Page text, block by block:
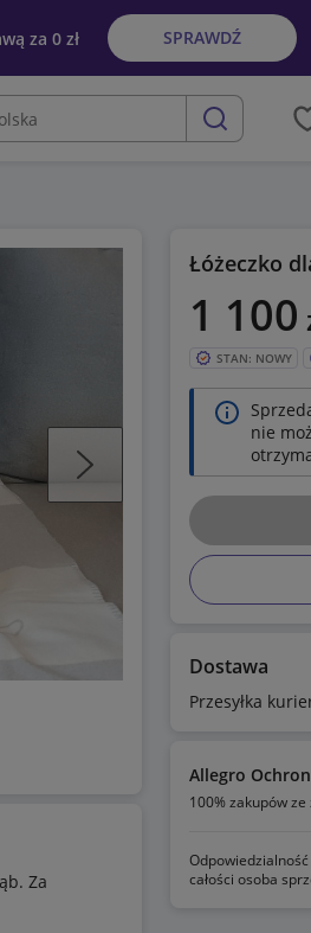
za 0 zł SPRAWDŹ
szukaj
Łóżeczko
1 100
STAN: NOWY
nie
Dostawa
Przesyłka
Allegro
100% zakupów
całości osoba
Za